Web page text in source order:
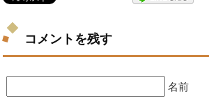
コメントを残す
名前